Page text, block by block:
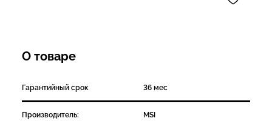
О товаре
Гарантийный срок 36 мес
Производитель: MSI